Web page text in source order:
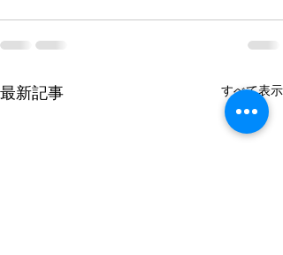
最新記事 すべて表示